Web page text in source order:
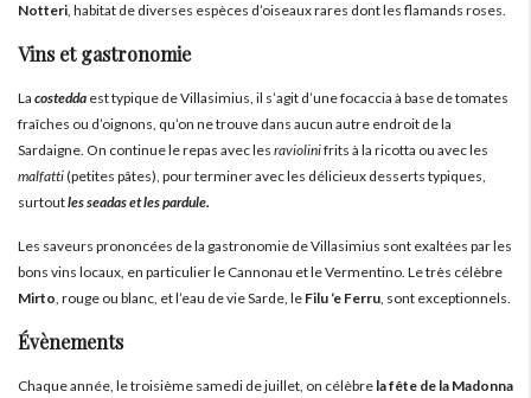
Notteri, habitat de diverses espèces d’oiseaux rares dont les flamands roses.
Vins et gastronomie
La costedda est typique de Villasimius, il s’agit d’une focaccia à base de tomates
fraîches ou d’oignons, qu’on ne trouve dans aucun autre endroit de la
Sardaigne. On continue le repas avec les raviolinifrits à la ricotta ou avec les
malfatti(petites pâtes), pour terminer avec les délicieux desserts typiques,
surtoutles seadas et les pardule.
Les saveurs prononcées de la gastronomie de Villasimius sont exaltées par les
bons vins locaux, en particulier le Cannonau et le Vermentino. Le très célèbre
Mirto, rouge ou blanc, et l’eau de vie Sarde, le Filu ‘e Ferru, sont exceptionnels.
Évènements
Chaque année, le troisième samedi de juillet, on célèbre la fête de la Madonna